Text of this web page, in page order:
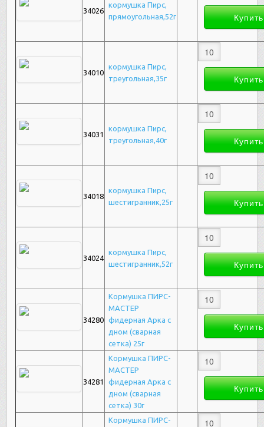
34026
кормушка Пирс,
прямоугольная,52г
34010
кормушка Пирс,
треугольная,35г
34031
кормушка Пирс,
треугольная,40г
34018
кормушка Пирс,
шестигранник,25г
34024
кормушка Пирс,
шестигранник,52г
34280
Кормушка ПИРС-
МАСТЕР
фидерная Арка с
дном (сварная
сетка) 25г
34281
Кормушка ПИРС-
МАСТЕР
фидерная Арка с
дном (сварная
сетка) 30г
Кормушка ПИРС-